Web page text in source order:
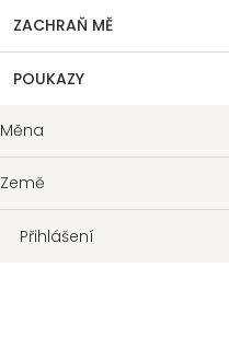
ZACHRAŇ MĚ
POUKAZY
Měna
Země
Přihlášení